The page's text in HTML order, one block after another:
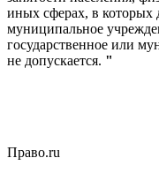
иных сферах, в которых
муниципальное
государственное или
не допускается. "
Право.ru